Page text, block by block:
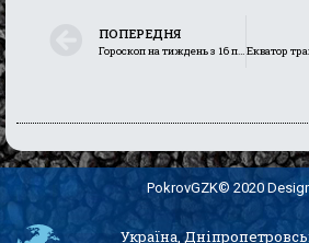
ПОПЕРЕДНЯ
Гороскоп на тиждень з 16 по 22 травня 2022 року
PokrovGZK© 2020
Україна,